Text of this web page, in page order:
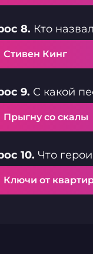
8. Кто
Стивен Кинг
9. С какой
Прыгну со скалы
10. Что
Ключи от